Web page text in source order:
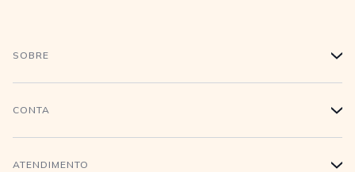
SOBRE +
História
CONTA +
Login
ATENDIMENTO +